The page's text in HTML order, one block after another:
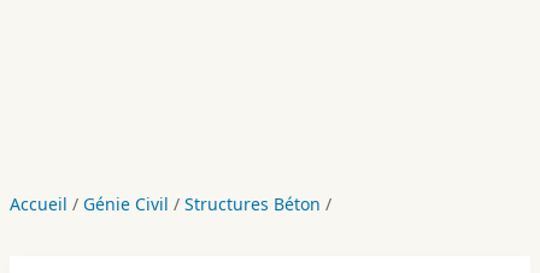
Accueil / Génie Civil / Structures Béton /